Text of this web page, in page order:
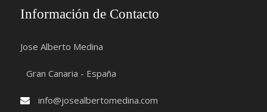
Información de Contacto
Jose Alberto Medina
Gran Canaria - España
info@josealbertomedina.com